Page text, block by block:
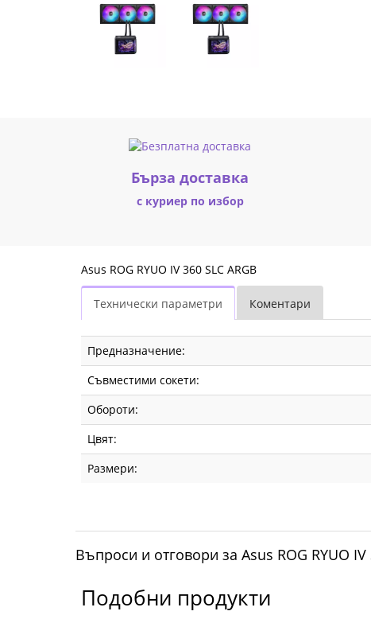
Бърза доставка
с куриер по избор
Asus ROG RYUO IV 360 SLC ARGB
Технически параметри Коментари
Предназначение:
Съвместими сокети:
Обороти:
Цвят:
Размери:
Въпроси и отговори за Asus ROG RYUO IV
Подобни продукти